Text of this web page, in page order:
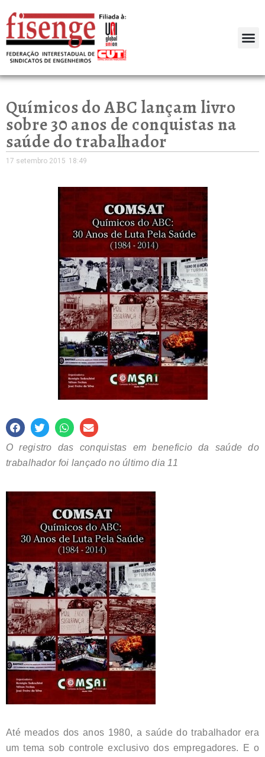
Químicos do ABC lançam livro
sobre 30 anos de conquistas na
saúde do trabalhador
17 setembro 2015 18:49
O registro das conquistas em beneficio da saúde do
trabalhador foi lançado no último dia 11
Até meados dos anos 1980, a saúde do trabalhador era
um tema sob controle exclusivo dos empregadores. E o